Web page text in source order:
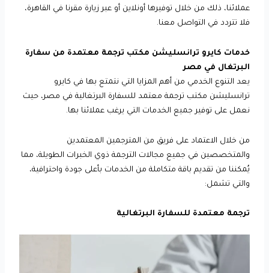
عملائنا، ذلك من خلال توفيرها أونلاين أو عبر زيارة مقرنا في القاهرة،
فلا تتردد في التواصل معنا.
خدمات كايرو ترانسليشن مكتب ترجمة معتمدة من سفارة
البرتغال في مصر
يعد التنوع الخدمي من أهم المزايا التي نتمتع بها في كايرو
ترانسليشن مكتب ترجمة معتمد للسفارة البرتغالية في مصر، حيث
نعمل على توفير جميع الخدمات التي يرغب عملائنا بها.
من خلال الاعتماد على فريق من المترجمين المعتمدين
والمتخصصين في جميع مجالات الترجمة ذوي الخبرات الطويلة، مما
يُمكننا من تقديم باقة متكاملة من الخدمات بأعلى جودة واحترافية،
والتي تشمل:
ترجمة معتمدة للسفارة البرتغالية